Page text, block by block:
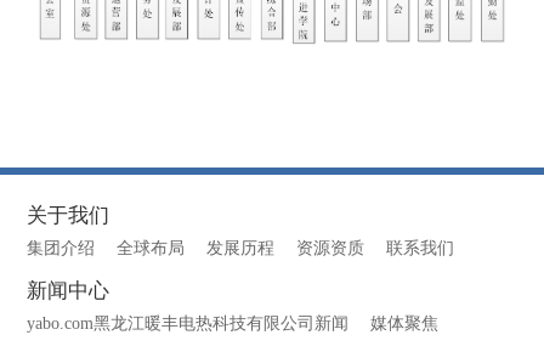
关于我们
集团介绍 全球布局 发展历程 资源资质 联系我们
新闻中心
yabo.com黑龙江暖丰电热科技有限公司新闻 媒体聚焦